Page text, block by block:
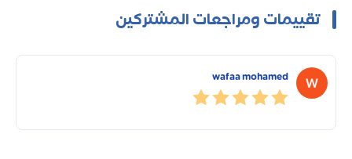
تقييمات ومراجعات المشتركين
wafaa mohamed